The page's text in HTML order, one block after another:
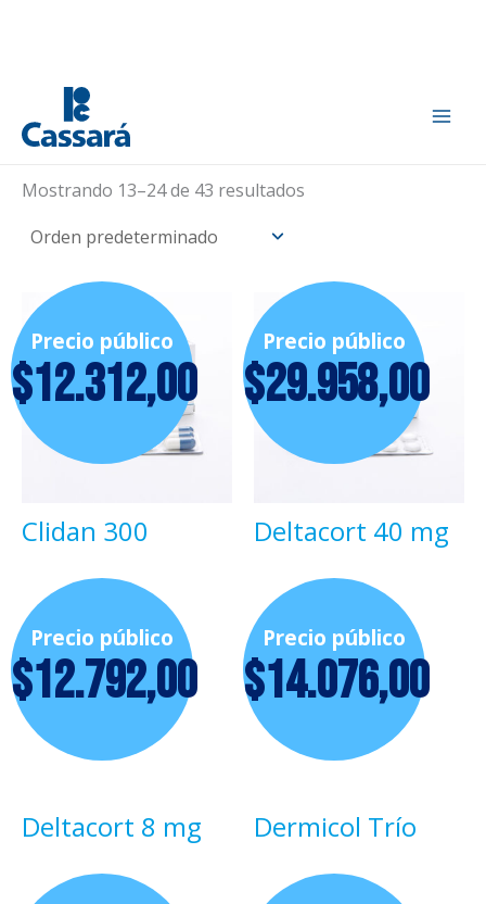
contenido
/Otorrinolaringología
Otorrinolaringología
Mostrando 13–24 de 43 resultados
Precio público
$12.312,00
Clidan 300
Precio público
$29.958,00
Deltacort 40 mg
Precio público
$12.792,00
Deltacort 8 mg
Precio público
$14.076,00
Dermicol Trío